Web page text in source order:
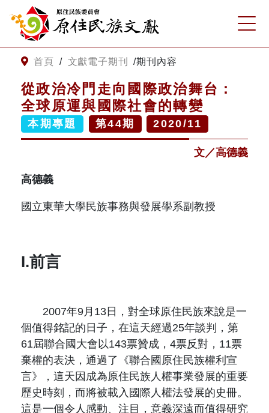
跳到主要內容
網站導覽
客服諮詢
關於我們
原住民族文獻會設置要點
委員介紹
歷次會議記錄
徵稿訊息
本會出版品列表
與國史館共同出版品介紹
出版品查詢
文獻電子期刊
本期內容
歷史期刊
相關連結
首頁 / 文獻電子期刊 /期刊內容
從政治冷門走向國際政治舞台：
全球原運與國際社會的轉變
本期專題 第44期 2020/11
文／高德義
高德義
國立東華大學民族事務與發展學系副教授
I.前言
2007年9月13日，對全球原住民族來說是一
個值得銘記的日子，在這天經過25年談判，第
61屆聯合國大會以143票贊成，4票反對，11票
棄權的表決，通過了《聯合國原住民族權利宣
言》，這天因成為原住民族人權事業發展的重要
歷史時刻，而將被載入國際人權法發展的史冊。
這是一個令人感動、注目，意義深遠而值得研究